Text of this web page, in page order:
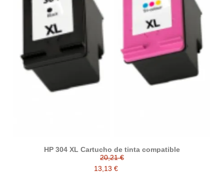
HP 304 XL Cartucho de tinta compatible
20,21 €
13,13 €